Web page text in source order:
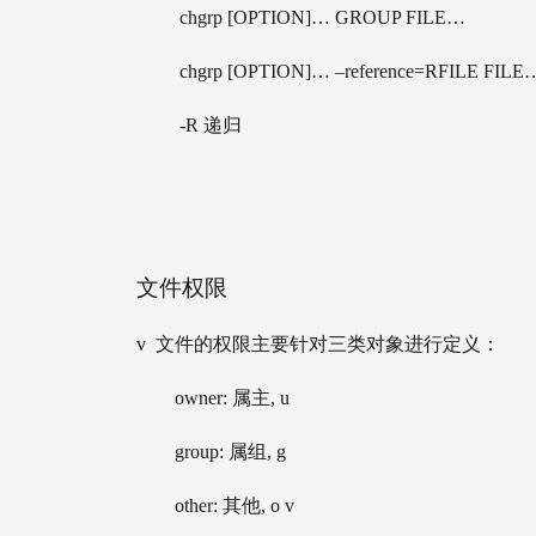
chgrp [OPTION]… GROUP FILE…
chgrp [OPTION]… –reference=RFILE
-R 递归
文件权限
v  文件的权限主要针对三类对象进行定义：
owner: 属主, u
group: 属组, g
other: 其他, o v